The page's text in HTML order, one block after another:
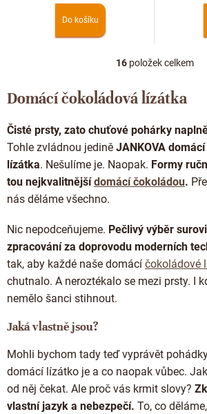
Do košíku
O
l
á
a
c
í
p
r
y
v
ý
p
i
16položek celkem
Domácí čokoládová lízátka
Čisté prsty, zato chuťové pohárky
Tohle zvládnou jedině JANKOVA
lízátka. Nešulíme je. Naopak. Formy
tou nejkvalitnějšídomácí čokoládou.
nás děláme všechno.
Nic nepodceňujeme. Pečlivý výběr
zpracování za doprovodu moderních
tak, aby každé naše domácí čokoládové
chutnalo. A neroztékalo se mezi prsty. I
nemělo šanci stihnout.
Jaká vlastně jsou?
Mohli bychom tady teď vyprávět
domácí lízátko je a co naopak vůbec.
od něj čekat. Ale proč vás krmit slovy?
vlastní jazyk a nebezpečí. To, co